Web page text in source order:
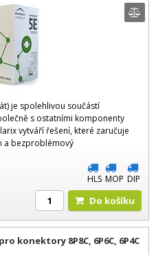
je spolehlivou součástí
s ostatními komponenty
vytváří řešení, které zaručuje
a bezproblémový
HLS MOP DIP
Do košíku
konektory 8P8C, 6P6C, 6P4C